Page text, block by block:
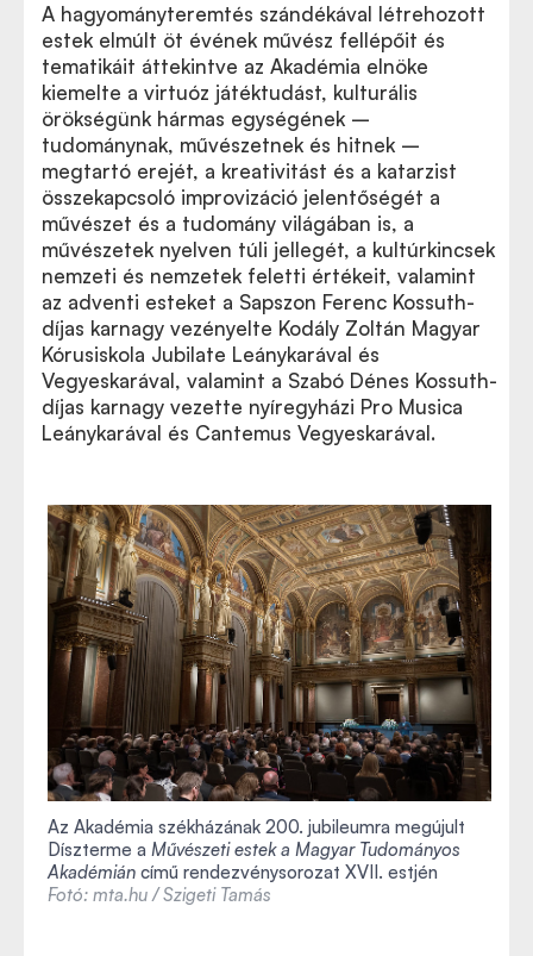
A hagyományteremtés szándékával létrehozott
estek elmúlt öt évének művész fellépőit és
tematikáit áttekintve az Akadémia elnöke
kiemelte a virtuóz játéktudást, kulturális
örökségünk hármas egységének –
tudománynak, művészetnek és hitnek –
megtartó erejét, a kreativitást és a katarzist
összekapcsoló improvizáció jelentőségét a
művészet és a tudomány világában is, a
művészetek nyelven túli jellegét, a kultúrkincsek
nemzeti és nemzetek feletti értékeit, valamint
az adventi esteket a Sapszon Ferenc Kossuth-
díjas karnagy vezényelte Kodály Zoltán Magyar
Kórusiskola Jubilate Leánykarával és
Vegyeskarával, valamint a Szabó Dénes Kossuth-
díjas karnagy vezette nyíregyházi Pro Musica
Leánykarával és Cantemus Vegyeskarával.
Az Akadémia székházának 200. jubileumra megújult
Díszterme a Művészeti estek a Magyar Tudományos
Akadémián című rendezvénysorozat XVII. estjén
Fotó: mta.hu / Szigeti Tamás